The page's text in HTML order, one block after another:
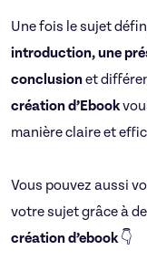
Une fois le sujet
introduction, une
conclusionet
création d’Ebook
manière claire et
Vous pouvez aussi
votre sujet grâce à
création d’ebook👇